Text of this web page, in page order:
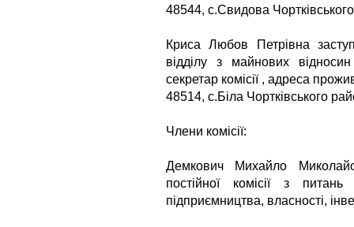
48544, с.Свидова
Криса Любов Петрівна
відділу з майнових
секретар комісії , адреса
48514, с.Біла Чортківського
Члени комісії:
Демкович Михайло
постійної комісії з
підприємництва, власності,